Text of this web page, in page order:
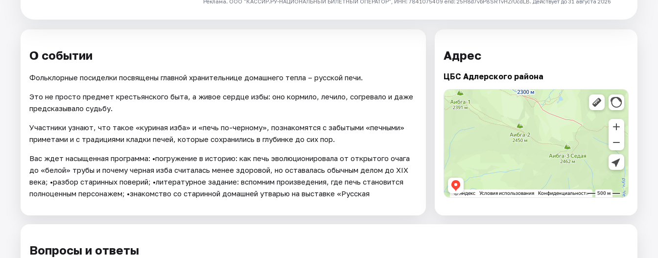
О событии
Фольклорные посиделки посвящены главной хранительнице домашнего тепла – русской печи.
Это не просто предмет крестьянского быта, а живое сердце избы: оно кормило, лечило, согревало и даже
предсказывало судьбу.
Участники узнают, что такое «куриная изба» и «печь по-черному», познакомятся с забытыми «печными»
приметами и с традициями кладки печей, которые сохранились в глубинке до сих пор.
Вас ждет насыщенная программа: •погружение в историю: как печь эволюционировала от открытого очага
до «белой» трубы и почему черная изба считалась менее здоровой, но оставалась обычным делом до XIX
века; •разбор старинных поверий; •литературное задание: вспомним произведения, где печь становится
полноценным персонажем; •знакомство со старинной домашней утварью на выставке «Русская
Адрес
ЦБС Адлерского района
Вопросы и ответы